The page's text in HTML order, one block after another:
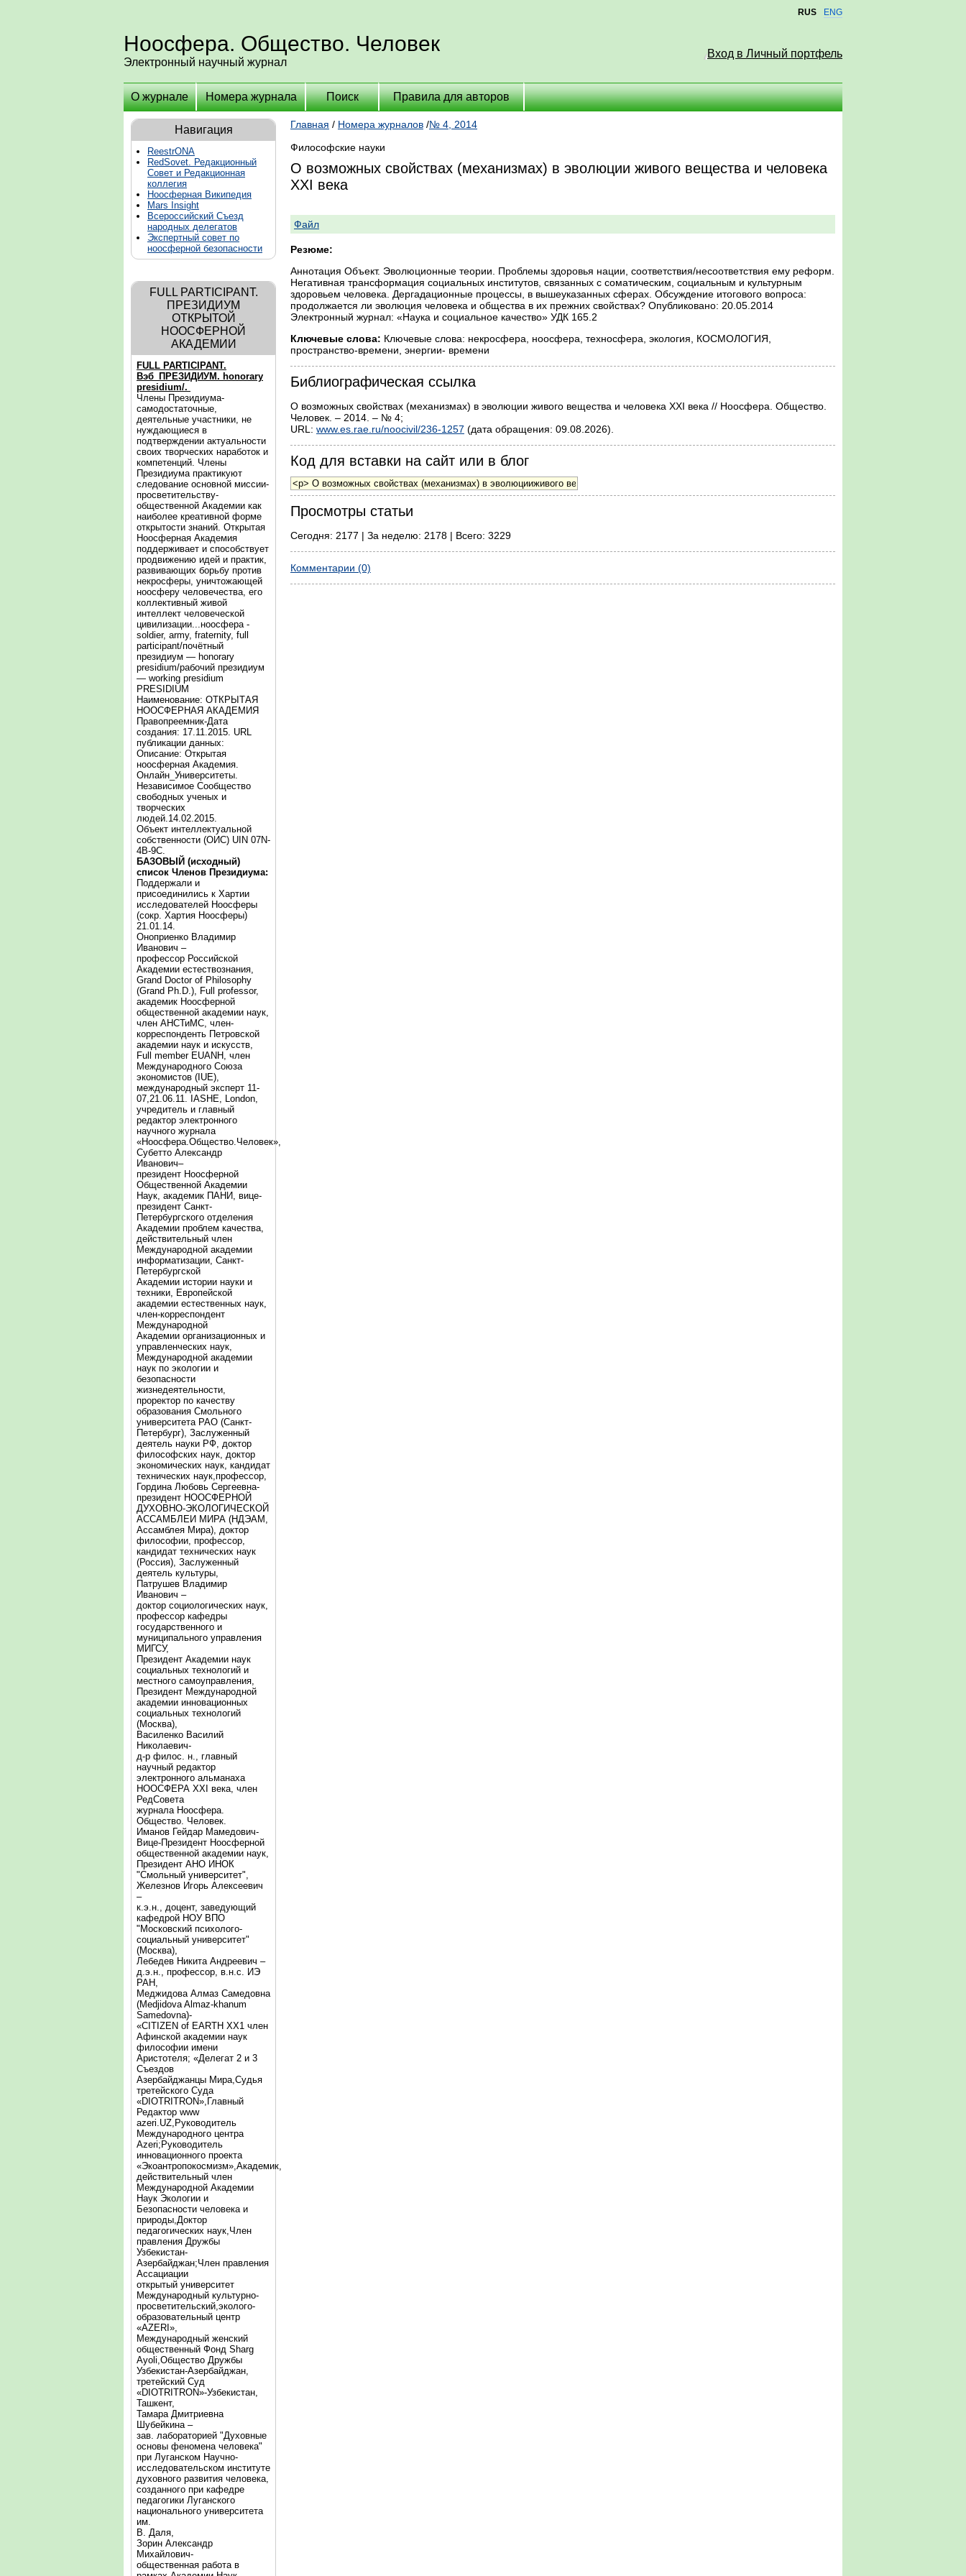
RUS ENG
Ноосфера. Общество. Человек
Электронный научный журнал
Вход в Личный портфель
О журнале Номера журнала Поиск Правила для авторов
Навигация
ReestrONA
RedSovet. Редакционный
Совет и Редакционная
коллегия
Ноосферная Википедия
Mars Insight
Всероссийский Съезд
народных делегатов
Экспертный совет по
ноосферной безопасности
FULL PARTICIPANT.
ПРЕЗИДИУМ
ОТКРЫТОЙ
НООСФЕРНОЙ
АКАДЕМИИ
FULL PARTICIPANT.
Вэб_ПРЕЗИДИУМ. honorary
presidium/.
Члены Президиума-
самодостаточные,
деятельные участники, не
нуждающиеся в
подтверждении актуальности
своих творческих наработок и
компетенций. Члены
Президиума практикуют
следование основной миссии-
просветительству-
общественной Академии как
наиболее креативной форме
открытости знаний. Открытая
Ноосферная Академия
поддерживает и способствует
продвижению идей и практик,
развивающих борьбу против
некросферы, уничтожающей
ноосферу человечества, его
коллективный живой
интеллект человеческой
цивилизации...ноосфера -
soldier, army, fraternity, full
participant/почётный
президиум — honorary
presidium/рабочий президиум
— working presidium
PRESIDIUM
Наименование: ОТКРЫТАЯ
НООСФЕРНАЯ АКАДЕМИЯ
Правопреемник-Дата
создания: 17.11.2015. URL
публикации данных:
Описание: Открытая
ноосферная Академия.
Онлайн_Университеты.
Независимое Сообщество
свободных ученых и
творческих
людей.14.02.2015.
Объект интеллектуальной
собственности (ОИС) UIN 07N-
4B-9C.
БАЗОВЫЙ (исходный)
список Членов Президиума:
Поддержали и
присоединились к Хартии
исследователей Ноосферы
(сокр. Хартия Ноосферы)
21.01.14.
Оноприенко Владимир
Иванович –
профессор Российской
Академии естествознания,
Grand Doctor of Philosophy
(Grand Ph.D.), Full professor,
академик Ноосферной
общественной академии наук,
член АНСТиМС, член-
корреспонденть Петровской
академии наук и искусств,
Full member EUANH, член
Международного Союза
экономистов (IUE),
международный эксперт 11-
07,21.06.11. IASHE, London,
учредитель и главный
редактор электронного
научного журнала
«Ноосфера.Общество.Человек»,
Субетто Александр
Иванович–
президент Ноосферной
Общественной Академии
Наук, академик ПАНИ, вице-
президент Санкт-
Петербургского отделения
Академии проблем качества,
действительный член
Международной академии
информатизации, Санкт-
Петербургской
Академии истории науки и
техники, Европейской
академии естественных наук,
член-корреспондент
Международной
Академии организационных и
управленческих наук,
Международной академии
наук по экологии и
безопасности
жизнедеятельности,
проректор по качеству
образования Смольного
университета РАО (Санкт-
Петербург), Заслуженный
деятель науки РФ, доктор
философских наук, доктор
экономических наук, кандидат
технических наук,профессор,
Гордина Любовь Сергеевна-
президент НООСФЕРНОЙ
ДУХОВНО-ЭКОЛОГИЧЕСКОЙ
АССАМБЛЕИ МИРА (НДЭАМ,
Ассамблея Мира), доктор
философии, профессор,
кандидат технических наук
(Россия), Заслуженный
деятель культуры,
Патрушев Владимир
Иванович –
доктор социологических наук,
профессор кафедры
государственного и
муниципального управления
МИГСУ,
Президент Академии наук
социальных технологий и
местного самоуправления,
Президент Международной
академии инновационных
социальных технологий
(Москва),
Василенко Василий
Николаевич-
д-р филос. н., главный
научный редактор
электронного альманаха
НООСФЕРА XXI века, член
РедСовета
журнала Ноосфера.
Общество. Человек.
Иманов Гейдар Мамедович-
Вице-Президент Ноосферной
общественной академии наук,
Президент АНО ИНОК
"Смольный университет",
Железнов Игорь Алексеевич
–
к.э.н., доцент, заведующий
кафедрой НОУ ВПО
"Московский психолого-
социальный университет"
(Москва),
Лебедев Никита Андреевич –
д.э.н., профессор, в.н.с. ИЭ
РАН,
Меджидова Алмаз Самедовна
(Medjidova Almaz-khanum
Samedovna)-
«CITIZEN of EARTH XX1 член
Афинской академии наук
философии имени
Аристотеля; «Делегат 2 и 3
Съездов
Азербайджанцы Мира,Судья
третейского Суда
«DIOTRITRON»,Главный
Редактор www
azeri.UZ,Руководитель
Международного центра
Аzeri;Руководитель
инновационного проекта
«Экоантропокосмизм»,Академик,
действительный член
Международной Академии
Наук Экологии и
Безопасности человека и
природы,Доктор
педагогических наук,Член
правления Дружбы
Узбекистан-
Азербайджан;Член правления
Ассациации
открытый университет
Международный культурно-
просветительский,эколого-
образовательный центр
«AZERI»,
Mеждународный женский
общественный Фонд Sharg
Аyoli,Общество Дружбы
Узбекистан-Азербайджан,
третейский Суд
«DIOTRITRON»-Узбекистан,
Ташкент,
Тамара Дмитриевна
Шубейкина –
зав. лабораторией "Духовные
основы феномена человека"
при Луганском Научно-
исследовательском институте
духовного развития человека,
созданного при кафедре
педагогики Луганского
национального университета
им.
В. Даля,
Зорин Александр
Михайлович-
общественная работа в
Главная / Номера журналов /№ 4, 2014
Философские науки
О возможных свойствах (механизмах) в эволюции живого вещества и человека
ХХI века
Файл
Резюме:
Аннотация Объект. Эволюционные теории. Проблемы здоровья нации, соответствия/несоответствия ему реформ.
Негативная трансформация социальных институтов, связанных с соматическим, социальным и культурным
здоровьем человека. Дергадационные процессы, в вышеуказанных сферах. Обсуждение итогового вопроса:
продолжается ли эволюция человека и общества в их прежних свойствах? Опубликовано: 20.05.2014
Электронный журнал: «Наука и социальное качество» УДК 165.2
Ключевые слова: Ключевые слова: некросфера, ноосфера, техносфера, экология, КОСМОЛОГИЯ,
пространство-времени, энергии- времени
Библиографическая ссылка
О возможных свойствах (механизмах) в эволюции живого вещества и человека ХХI века // Ноосфера. Общество.
Человек. – 2014. – № 4;
URL: www.es.rae.ru/noocivil/236-1257 (дата обращения: 09.08.2026).
Код для вставки на сайт или в блог
Просмотры статьи
Сегодня: 2177 | За неделю: 2178 | Всего: 3229
Комментарии (0)